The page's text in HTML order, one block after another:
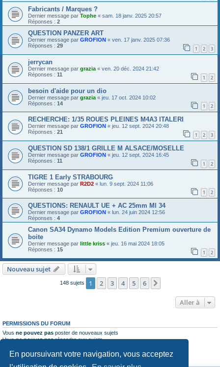
En poursuivant votre navigation, vous acceptez
Fabricants / Marques ?
Dernier message par Tophe « sam. 18 janv. 2025 20:57
Réponses : 2
QUESTION PANZER ART
Dernier message par GROFION « ven. 17 janv. 2025 07:36
Réponses : 29 1 2 3
jerrycan
Dernier message par grazia « ven. 20 déc. 2024 21:42
Réponses : 11 1 2
besoin d'aide pour un dio
Dernier message par grazia « jeu. 17 oct. 2024 10:02
Réponses : 14 1 2
RECHERCHE: 1/35 ROUES PLEINES M4A3 ITALERI
Dernier message par GROFION « jeu. 12 sept. 2024 20:48
Réponses : 21 1 2 3
QUESTION SD 138/1 GRILLE M ALSACE/MOSELLE
Dernier message par GROFION « jeu. 12 sept. 2024 16:45
Réponses : 11 1 2
TIGRE 1 Early STRABOURG
Dernier message par R2D2 « lun. 9 sept. 2024 11:06
Réponses : 10 1 2
QUESTIONS: RENAULT UE + AC 25mm Ml 34
Dernier message par GROFION « lun. 24 juin 2024 12:56
Réponses : 4
Canon SA34 Dynamo Models Edition Premium ouverture de
boite
Dernier message par little kriss « jeu. 16 mai 2024 18:05
Réponses : 15 1 2
Nouveau sujet
148 sujets 1 2 3 4 5 6
Aller à
PERMISSIONS DU FORUM
Vous ne pouvez pas poster de nouveaux sujets
Vousne pouvez pasrépondre aux sujets
Vousne pouvez passupprimer vos messages
ne pouvez pas joindre des fichiers